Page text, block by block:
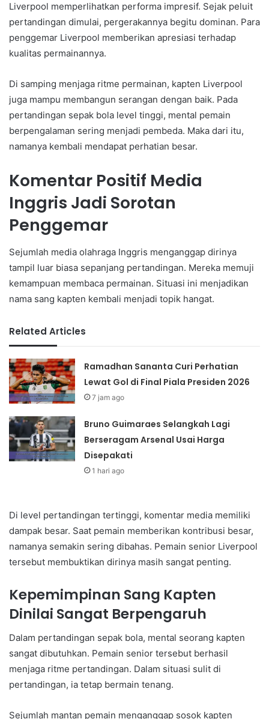
Liverpool memperlihatkan performa impresif. Sejak peluit
pertandingan dimulai, pergerakannya begitu dominan. Para
penggemar Liverpool memberikan apresiasi terhadap
kualitas permainannya.
Di samping menjaga ritme permainan, kapten Liverpool
juga mampu membangun serangan dengan baik. Pada
pertandingan sepak bola level tinggi, mental pemain
berpengalaman sering menjadi pembeda. Maka dari itu,
namanya kembali mendapat perhatian besar.
Komentar Positif Media
Inggris Jadi Sorotan
Penggemar
Sejumlah media olahraga Inggris menganggap dirinya
tampil luar biasa sepanjang pertandingan. Mereka memuji
kemampuan membaca permainan. Situasi ini menjadikan
nama sang kapten kembali menjadi topik hangat.
Related Articles
Ramadhan Sananta Curi Perhatian
Lewat Gol di Final Piala Presiden 2026
7 jam ago
Bruno Guimaraes Selangkah Lagi
Berseragam Arsenal Usai Harga
Disepakati
1 hari ago
Di level pertandingan tertinggi, komentar media memiliki
dampak besar. Saat pemain memberikan kontribusi besar,
namanya semakin sering dibahas. Pemain senior Liverpool
tersebut membuktikan dirinya masih sangat penting.
Kepemimpinan Sang Kapten
Dinilai Sangat Berpengaruh
Dalam pertandingan sepak bola, mental seorang kapten
sangat dibutuhkan. Pemain senior tersebut berhasil
menjaga ritme pertandingan. Dalam situasi sulit di
pertandingan, ia tetap bermain tenang.
Sejumlah mantan pemain menganggap sosok kapten